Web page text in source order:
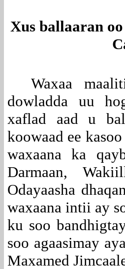
Xus ballaaran
Waxaa
dowladda uu
xaflad aad u
koowaad ee
waxaana ka
Darmaan,
Odayaasha
waxaana intii ay
ku soo
soo agaasimay
Maxamed